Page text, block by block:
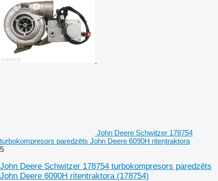
John Deere Schwitzer 178754
turbokompresors paredzēts John Deere 6090H riteņtraktora
5
John Deere Schwitzer 178754 turbokompresors paredzēts
John Deere 6090H riteņtraktora (178754)